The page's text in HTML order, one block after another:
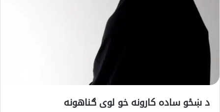
د ښځو ساده کارونه خو لوی ګناهونه